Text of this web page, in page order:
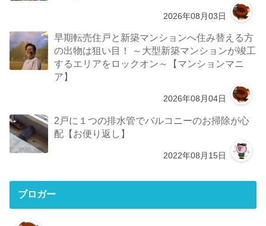
2026年08月03日
早期転売住戸と新築マンションへ住み替える方
の出物は狙い目！ ～大型新築マンションが竣工
するエリアをロックオン～【マンションマニ
ア】
2026年08月04日
2戸に１つの排水管でバルコニーのお掃除が心
配【お便り返し】
2022年08月15日
ブロガー